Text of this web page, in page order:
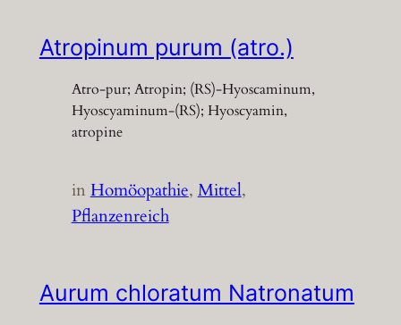
Atropinum purum (atro.)
Atro-pur; Atropin; (RS)-Hyoscaminum,
Hyoscyaminum-(RS); Hyoscyamin,
atropine
inHomöopathie, Mittel
Pflanzenreich
Aurum chloratum Natronatum